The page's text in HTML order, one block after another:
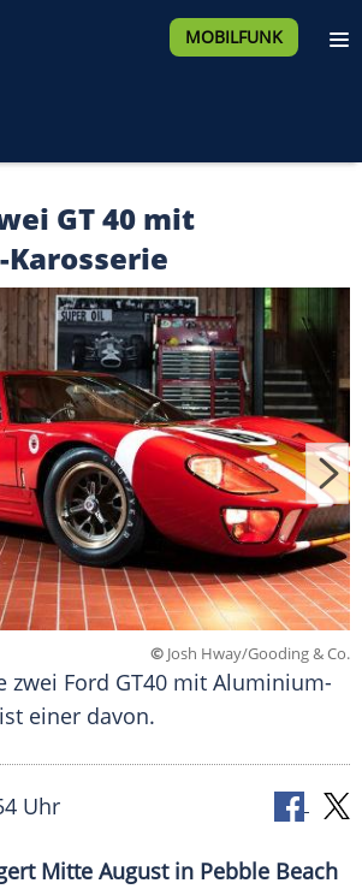
MOBILFUNK
GT 40 mit
© Josh Hway/Gooding & Co.
zwei Ford GT40 mit Aluminium-
einer davon.
Uhr
Mitte August in Pebble Beach